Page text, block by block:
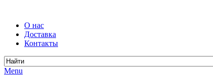
О нас
Доставка
Контакты
Menu